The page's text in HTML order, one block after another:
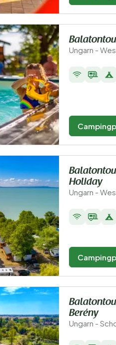
Ungarn -
Holiday
Ungarn -
Berény
Ungarn -